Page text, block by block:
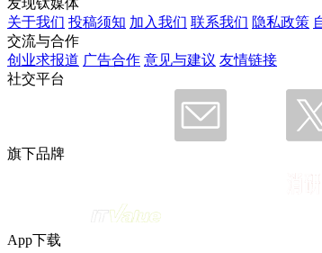
发现钛媒体
关于我们 投稿须知 加入我们 联系我们 隐私政策
交流与合作
创业求报道 广告合作 意见与建议 友情链接
社交平台
旗下品牌
App下载